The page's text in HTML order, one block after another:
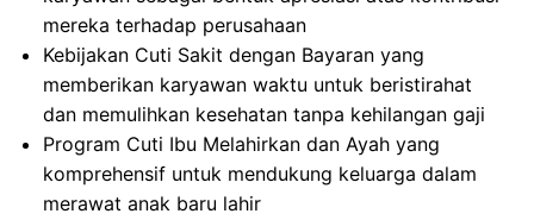
mereka terhadap perusahaan
Kebijakan Cuti Sakit dengan Bayaran yang
memberikan karyawan waktu untuk beristirahat
dan memulihkan kesehatan tanpa kehilangan gaji
Program Cuti Ibu Melahirkan dan Ayah yang
komprehensif untuk mendukung keluarga dalam
merawat anak baru lahir